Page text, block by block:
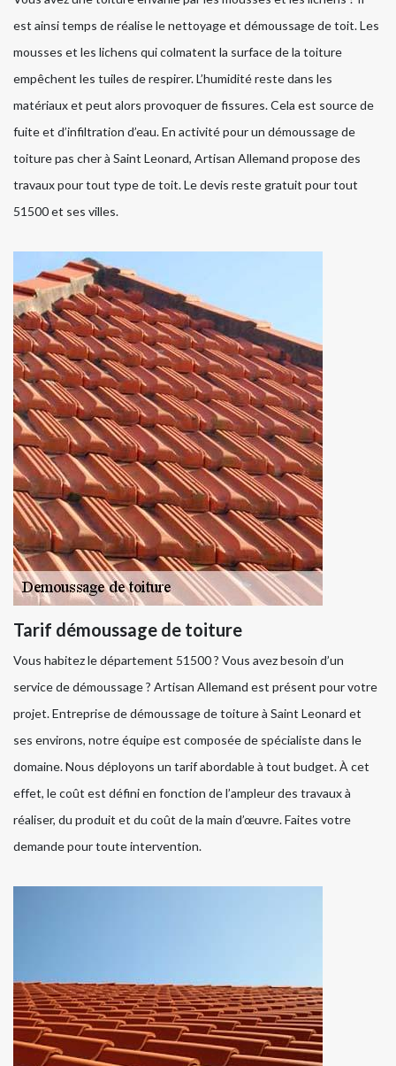
est ainsi temps de réalise le nettoyage et démoussage de toit. Les
mousses et les lichens qui colmatent la surface de la toiture
empêchent les tuiles de respirer. L’humidité reste dans les
matériaux et peut alors provoquer de fissures. Cela est source de
fuite et d’infiltration d’eau. En activité pour un démoussage de
toiture pas cher à Saint Leonard, Artisan Allemand propose des
travaux pour tout type de toit. Le devis reste gratuit pour tout
51500 et ses villes.
Tarif démoussage de toiture
Vous habitez le département 51500 ? Vous avez besoin d’un
service de démoussage ? Artisan Allemand est présent pour votre
projet. Entreprise de démoussage de toiture à Saint Leonard et
ses environs, notre équipe est composée de spécialiste dans le
domaine. Nous déployons un tarif abordable à tout budget. À cet
effet, le coût est défini en fonction de l’ampleur des travaux à
réaliser, du produit et du coût de la main d’œuvre. Faites votre
demande pour toute intervention.